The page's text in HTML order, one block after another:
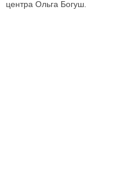
центра Ольга Богуш.